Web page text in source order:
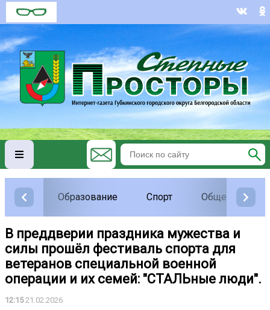
Образование Спорт Общество
В преддверии праздника мужества и
силы прошёл фестиваль спорта для
ветеранов специальной военной
операции и их семей: "СТАЛЬные люди".
12:1521.02.2026